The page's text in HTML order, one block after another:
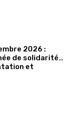
2026 :
de solidarité…
et